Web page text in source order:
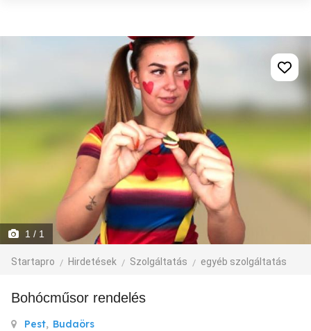
1 / 1
Startapro Hirdetések Szolgáltatás egyéb szolgáltatás
Bohócműsor rendelés
Pest, Budaörs